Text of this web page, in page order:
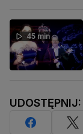
45 min
UDOSTĘPNIJ: